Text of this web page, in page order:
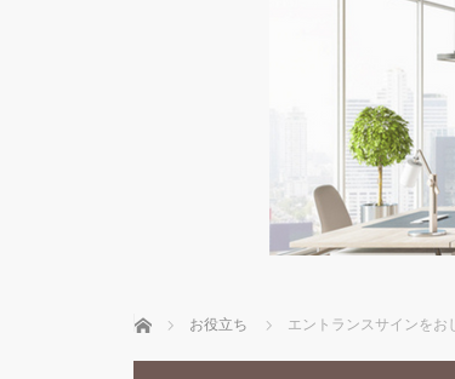
ホーム お役立ち エントランスサインをお